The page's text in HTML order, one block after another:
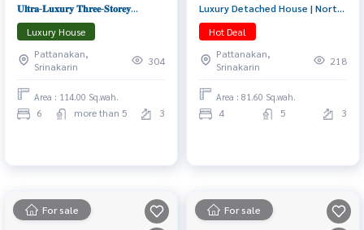
𝐔𝐥𝐭𝐫𝐚‑𝐋𝐮𝐱𝐮𝐫𝐲 𝐓𝐡𝐫𝐞𝐞‑𝐒𝐭𝐨𝐫𝐞𝐲
𝐌𝐚𝐬𝐭𝐞𝐫𝐩𝐢𝐞𝐜𝐞 𝐨𝐧 𝐏𝐚𝐭𝐭𝐚𝐧𝐚𝐤𝐚𝐫𝐧 𝟑𝟐
𝐄𝐱𝐜𝐥𝐮𝐬𝐢𝐯𝐞 𝟐𝟎 𝐔𝐧𝐢𝐭𝐬 | 𝟓–𝟔 𝐁𝐞𝐝𝐫𝐨𝐨𝐦𝐬 |
𝐋𝐢𝐟𝐭 & 𝐏𝐫𝐢𝐯𝐚𝐭𝐞 𝐏𝐨𝐨𝐥 | 𝐒𝐭𝐚𝐫𝐭𝐢𝐧𝐠
𝐏𝐫𝐢𝐜𝐞 𝟖𝟎 𝐌𝐛.
Luxury House
Pattanakan,
Srinakarin
304
Area : 114.00 Sq.wah.
6 more than 5 3
Luxury Detached House | North-
Facing | 4 Bedrooms Price 58
MB 📞 065-626-5636 (Kie)
Hot Deal
Pattanakan,
Srinakarin
218
Area : 81.60 Sq.wah.
4 5 3
For sale For sale